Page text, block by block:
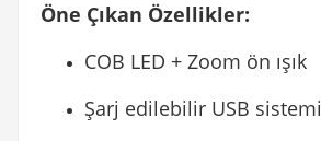
Öne Çıkan Özellikler:
COB LED + Zoom ön ışık
Şarj edilebilir USB sistemi